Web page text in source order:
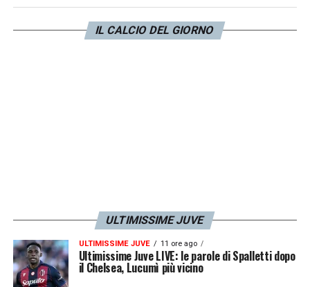
offerto 80 milioni per Osimhen ricevendo un
momentaneo rifiuto. Giuntoli pronto a
IL CALCIO DEL GIORNO
ULTIMISSIME JUVE
ULTIMISSIME JUVE 11 ore ago
Ultimissime Juve LIVE: le parole di Spalletti dopo
il Chelsea, Lucumì più vicino